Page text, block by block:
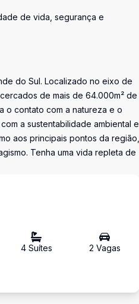
de vida, segurança e
do Sul. Localizado no eixo de
de mais de 64.000m² de
o contato com a natureza e o
a sustentabilidade ambiental e
aos principais pontos da região,
Tenha uma vida repleta de
4Suítes 2 Vagas